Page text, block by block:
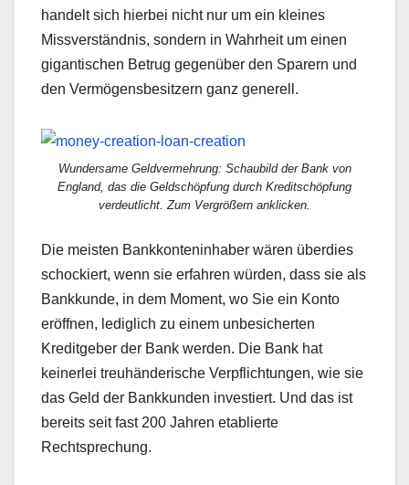
handelt sich hierbei nicht nur um ein kleines
Missverständnis, sondern in Wahrheit um einen
gigantischen Betrug gegenüber den Sparern und
den Vermögensbesitzern ganz generell.
Wundersame Geldvermehrung: Schaubild der Bank von
England, das die Geldschöpfung durch Kreditschöpfung
verdeutlicht. Zum Vergrößern anklicken.
Die meisten Bankkonteninhaber wären überdies
schockiert, wenn sie erfahren würden, dass sie als
Bankkunde, in dem Moment, wo Sie ein Konto
eröffnen, lediglich zu einem unbesicherten
Kreditgeber der Bank werden. Die Bank hat
keinerlei treuhänderische Verpflichtungen, wie sie
das Geld der Bankkunden investiert. Und das ist
bereits seit fast 200 Jahren etablierte
Rechtsprechung.